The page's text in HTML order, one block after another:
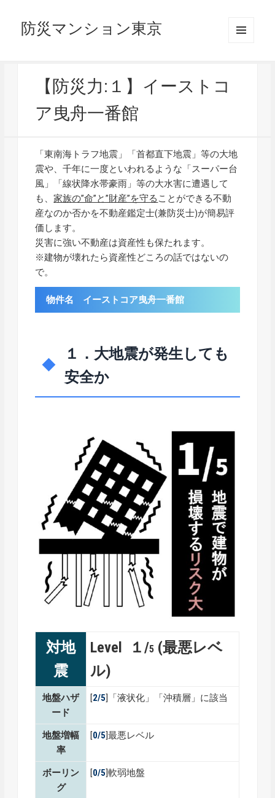
防災マンション東京
【防災力:１】イーストコ
ア曳舟一番館
「東南海トラフ地震」「首都直下地震」等の大地
震や、千年に一度といわれるような「スーパー台
風」「線状降水帯豪雨」等の大水害に遭遇して
も、家族の”命”と”財産”を守る ことができる不動
産なのか否かを不動産鑑定士(兼防災士)が簡易評
価します。
災害に強い不動産は資産性も保たれます。
※建物が壊れたら資産性どころの話ではないの
で。
物件名 イーストコア曳舟一番館
１．大地震が発生しても
安全か
対地
震
Level １/5 (最悪レベ
ル)
地盤ハザ
ード
[2/5]「液状化」「沖積層」に該当
地盤増幅
率
[0/5]最悪レベル
ボーリン
グ
[0/5]軟弱地盤